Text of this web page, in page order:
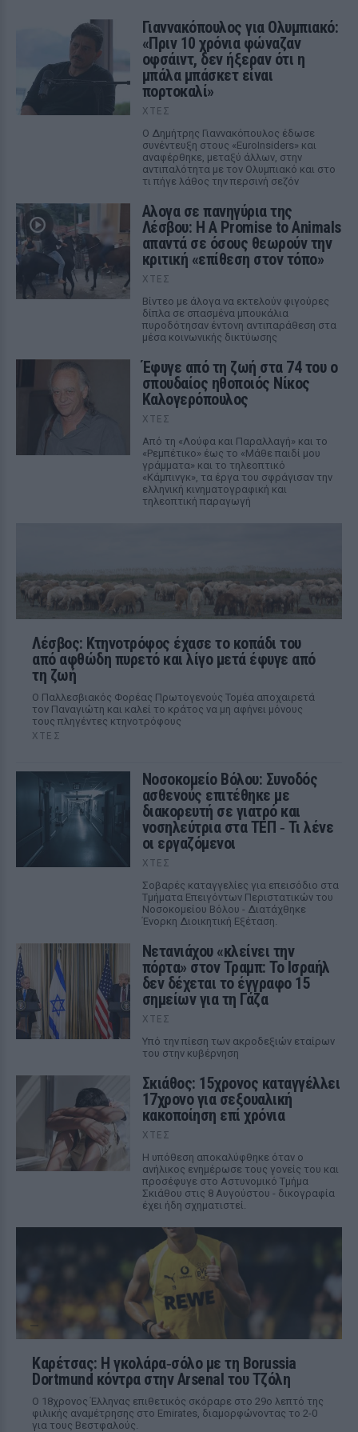
Γιαννακόπουλος για Ολυμπιακό:
«Πριν 10 χρόνια φώναζαν
οφσάιντ, δεν ήξεραν ότι η
μπάλα μπάσκετ είναι
πορτοκαλί»
ΧΤΕΣ
Ο Δημήτρης Γιαννακόπουλος έδωσε
συνέντευξη στους «EuroInsiders» και
αναφέρθηκε, μεταξύ άλλων, στην
αντιπαλότητα με τον Ολυμπιακό και στο
τι πήγε λάθος την περσινή σεζόν
Αλογα σε πανηγύρια της
Λέσβου: Η A Promise to Animals
απαντά σε όσους θεωρούν την
κριτική «επίθεση στον τόπο»
ΧΤΕΣ
Βίντεο με άλογα να εκτελούν φιγούρες
δίπλα σε σπασμένα μπουκάλια
πυροδότησαν έντονη αντιπαράθεση στα
μέσα κοινωνικής δικτύωσης
Έφυγε από τη ζωή στα 74 του ο
σπουδαίος ηθοποιός Νίκος
Καλογερόπουλος
ΧΤΕΣ
Από τη «Λούφα και Παραλλαγή» και το
«Ρεμπέτικο» έως το «Μάθε παιδί μου
γράμματα» και το τηλεοπτικό
«Κάμπινγκ», τα έργα του σφράγισαν την
ελληνική κινηματογραφική και
τηλεοπτική παραγωγή
Λέσβος: Κτηνοτρόφος έχασε το κοπάδι του
από αφθώδη πυρετό και λίγο μετά έφυγε από
τη ζωή
Ο Παλλεσβιακός Φορέας Πρωτογενούς Τομέα αποχαιρετά
τον Παναγιώτη και καλεί το κράτος να μη αφήνει μόνους
τους πληγέντες κτηνοτρόφους
ΧΤΕΣ
Νοσοκομείο Βόλου: Συνοδός
ασθενούς επιτέθηκε με
διακορευτή σε γιατρό και
νοσηλεύτρια στα ΤΕΠ ‑ Τι λένε
οι εργαζόμενοι
ΧΤΕΣ
Σοβαρές καταγγελίες για επεισόδιο στα
Τμήματα Επειγόντων Περιστατικών του
Νοσοκομείου Βόλου - Διατάχθηκε
Ένορκη Διοικητική Εξέταση.
Νετανιάχου «κλείνει την
πόρτα» στον Τραμπ: Το Ισραήλ
δεν δέχεται το έγγραφο 15
σημείων για τη Γάζα
ΧΤΕΣ
Υπό την πίεση των ακροδεξιών εταίρων
του στην κυβέρνηση
Σκιάθος: 15χρονος καταγγέλλει
17χρονο για σεξουαλική
κακοποίηση επί χρόνια
ΧΤΕΣ
Η υπόθεση αποκαλύφθηκε όταν ο
ανήλικος ενημέρωσε τους γονείς του και
προσέφυγε στο Αστυνομικό Τμήμα
Σκιάθου στις 8 Αυγούστου - δικογραφία
έχει ήδη σχηματιστεί.
Καρέτσας: Η γκολάρα‑σόλο με τη Borussia
Dortmund κόντρα στην Arsenal του Τζόλη
Ο 18χρονος Έλληνας επιθετικός σκόραρε στο 29ο λεπτό της
φιλικής αναμέτρησης στο Emirates, διαμορφώνοντας το 2-0
για τους Βεστφαλούς.